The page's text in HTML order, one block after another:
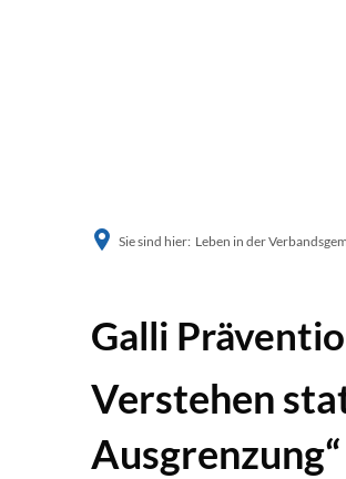
Sie sind hier: Leben in der
Galli
Verstehen
Ausgrenzung“